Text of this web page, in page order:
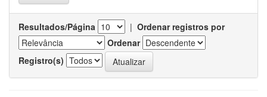
Resultados/Página | Ordenar registros por
Ordenar
Registro(s)